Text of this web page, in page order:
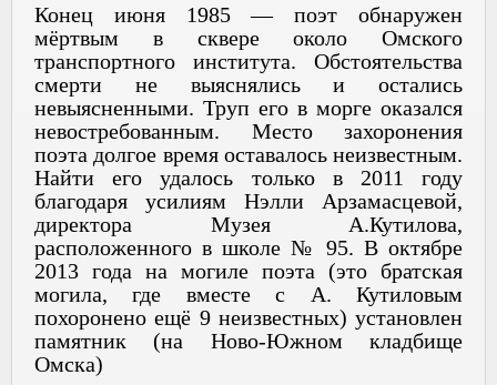
Конец июня 1985 — поэт обнаружен
мёртвым в сквере около Омского
транспортного института. Обстоятельства
смерти не выяснялись и остались
невыясненными. Труп его в морге оказался
невостребованным. Место захоронения
поэта долгое время оставалось неизвестным.
Найти его удалось только в 2011 году
благодаря усилиям Нэлли Арзамасцевой,
директора Музея А.Кутилова,
расположенного в школе № 95. В октябре
2013 года на могиле поэта (это братская
могила, где вместе с А. Кутиловым
похоронено ещё 9 неизвестных) установлен
памятник (на Ново-Южном кладбище
Омска)